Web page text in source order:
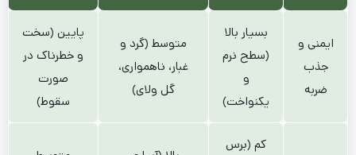
و هزینه
ای،
نظافت)
دوام و
طول
عمر
سال یا
بیشتر
وابسته به شرایط
آب و هوایی و
مراقبت
۱۰ تا ۱۵ سال
(نیاز به ترمیم
دوره ای)